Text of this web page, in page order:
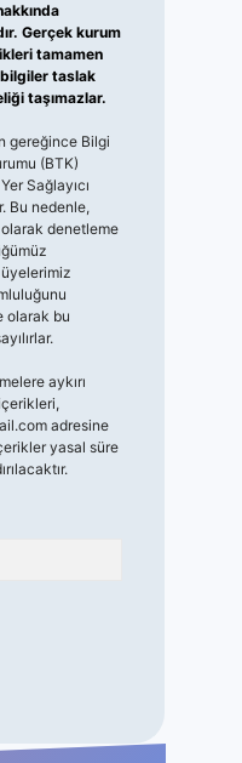
Gerçek kurum
tamamen
taslak
taşımazlar.
gereğince Bilgi
(BTK)
Sağlayıcı
Bu nedenle,
denetleme
olarak bu
aykırı
adresine
yasal süre